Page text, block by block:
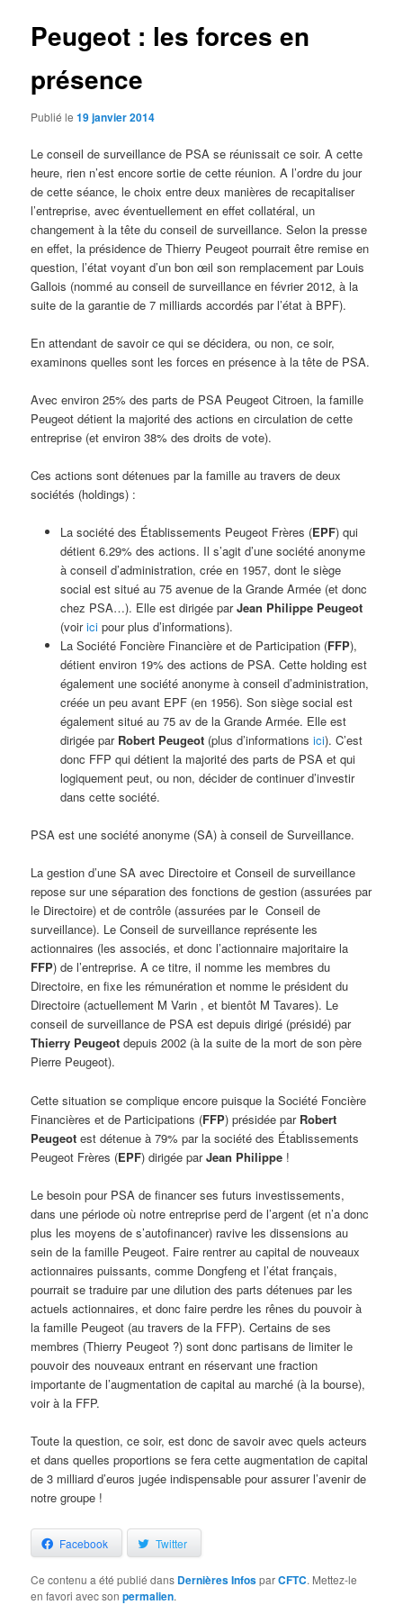
Peugeot : les forces en
présence
Publié le19 janvier 2014
Le conseil de surveillance de PSA se réunissait ce soir. A cette
heure, rien n’est encore sortie de cette réunion. A l’ordre du jour
de cette séance, le choix entre deux manières de recapitaliser
l’entreprise, avec éventuellement en effet collatéral, un
changement à la tête du conseil de surveillance. Selon la presse
en effet, la présidence de Thierry Peugeot pourrait être remise en
question, l’état voyant d’un bon œil son remplacement par Louis
Gallois (nommé au conseil de surveillance en février 2012, à la
suite de la garantie de 7 milliards accordés par l’état à BPF).
En attendant de savoir ce qui se décidera, ou non, ce soir,
examinons quelles sont les forces en présence à la tête de PSA.
Avec environ 25% des parts de PSA Peugeot Citroen, la famille
Peugeot détient la majorité des actions en circulation de cette
entreprise (et environ 38% des droits de vote).
Ces actions sont détenues par la famille au travers de deux
sociétés (holdings) :
La société des Établissements Peugeot Frères (EPF) qui
détient 6.29% des actions. Il s’agit d’une société anonyme
à conseil d’administration, crée en 1957, dont le siège
social est situé au 75 avenue de la Grande Armée (et donc
chez PSA…). Elle est dirigée parJean Philippe Peugeot
(voirici pour plus d’informations).
La Société Foncière Financière et de Participation (FFP),
détient environ 19% des actions de PSA. Cette holding est
également une société anonyme à conseil d’administration,
créée un peu avant EPF (en 1956). Son siège social est
également situé au 75 av de la Grande Armée. Elle est
dirigée par Robert Peugeot(plus d’informations ici). C’est
donc FFP qui détient la majorité des parts de PSA et qui
logiquement peut, ou non, décider de continuer d’investir
dans cette société.
PSA est une société anonyme (SA) à conseil de Surveillance.
La gestion d’une SA avec Directoire et Conseil de surveillance
repose sur une séparation des fonctions de gestion (assurées par
le Directoire) et de contrôle (assurées par le Conseil de
surveillance). Le Conseil de surveillance représente les
actionnaires (les associés, et donc l’actionnaire majoritaire la
FFP) de l’entreprise. A ce titre, il nomme les membres du
Directoire, en fixe les rémunération et nomme le président du
Directoire (actuellement M Varin , et bientôt M Tavares). Le
conseil de surveillance de PSA est depuis dirigé (présidé) par
Thierry Peugeot depuis 2002 (à la suite de la mort de son père
Pierre Peugeot).
Cette situation se complique encore puisque la Société Foncière
Financières et de Participations (FFP) présidée par Robert
Peugeot est détenue à 79% par la société des Établissements
Peugeot Frères (EPF) dirigée parJean Philippe !
Le besoin pour PSA de financer ses futurs investissements,
dans une période où notre entreprise perd de l’argent (et n’a donc
plus les moyens de s’autofinancer) ravive les dissensions au
sein de la famille Peugeot. Faire rentrer au capital de nouveaux
actionnaires puissants, comme Dongfeng et l’état français,
pourrait se traduire par une dilution des parts détenues par les
actuels actionnaires, et donc faire perdre les rênes du pouvoir à
la famille Peugeot (au travers de la FFP). Certains de ses
membres (Thierry Peugeot ?) sont donc partisans de limiter le
pouvoir des nouveaux entrant en réservant une fraction
importante de l’augmentation de capital au marché (à la bourse),
voir à la FFP.
Toute la question, ce soir, est donc de savoir avec quels acteurs
et dans quelles proportions se fera cette augmentation de capital
de 3 milliard d’euros jugée indispensable pour assurer l’avenir de
notre groupe !
Facebook Twitter
Ce contenu a été publié dans Dernières InfosparCFTC. Mettez-le
en favori avec sonpermalien.